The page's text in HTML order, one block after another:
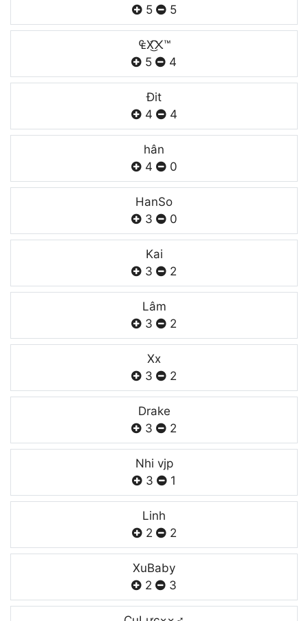
5
5
₠X͜͡᙭™
5
4
Đit
4
4
hân
4
0
HanSo
3
0
Kai
3
2
Lâm
3
2
Xx
3
2
Drake
3
2
Nhi vjp
3
1
Linh
2
2
XuBaby
2
3